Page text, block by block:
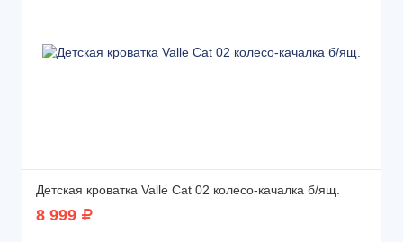
Детская кроватка Valle Cat 02 колесо-качалка б/ящ.
8 999